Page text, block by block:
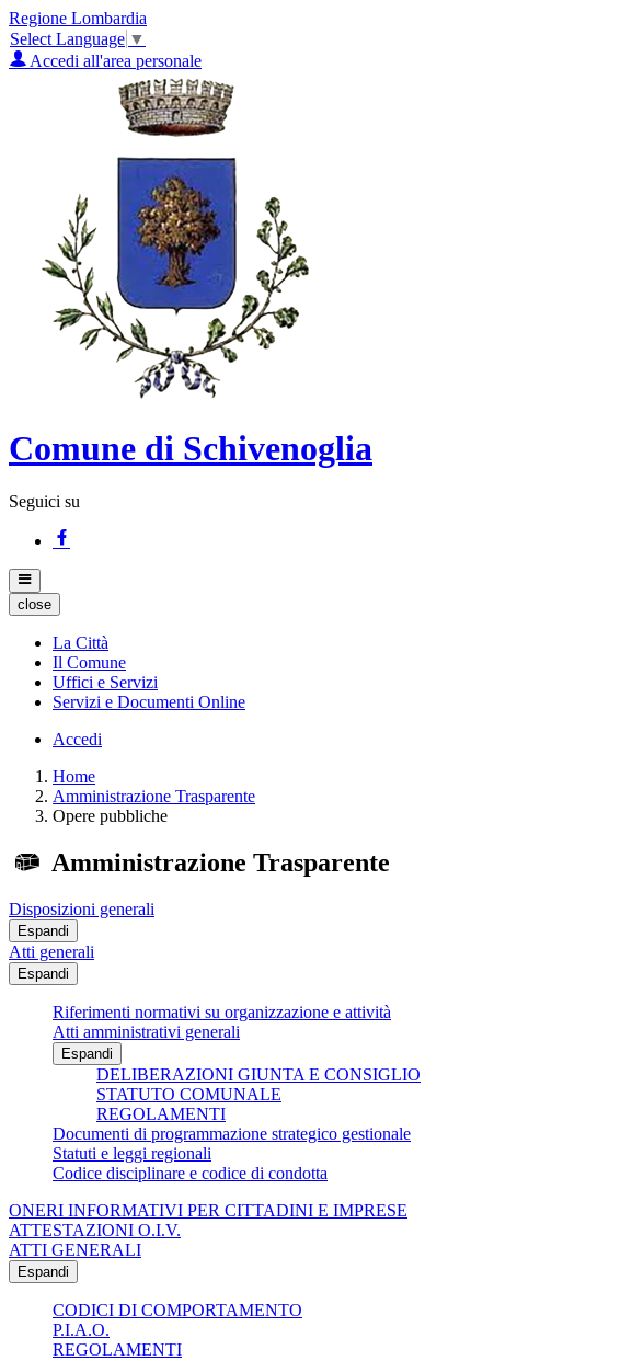
Regione Lombardia
Select Language ▼
Accedi all'area personale
Comune di Schivenoglia
Seguici su
close
La Città
Il Comune
Uffici e Servizi
Servizi e Documenti Online
Accedi
Home
Amministrazione Trasparente
Opere pubbliche
Amministrazione Trasparente
Disposizioni generali
Espandi
Atti generali
Espandi
Riferimenti normativi su organizzazione e attività
Atti amministrativi generali
Espandi
DELIBERAZIONI GIUNTA E CONSIGLIO
STATUTO COMUNALE
REGOLAMENTI
Documenti di programmazione strategico gestionale
Statuti e leggi regionali
Codice disciplinare e codice di condotta
ONERI INFORMATIVI PER CITTADINI E IMPRESE
ATTESTAZIONI O.I.V.
ATTI GENERALI
Espandi
CODICI DI COMPORTAMENTO
P.I.A.O.
REGOLAMENTI